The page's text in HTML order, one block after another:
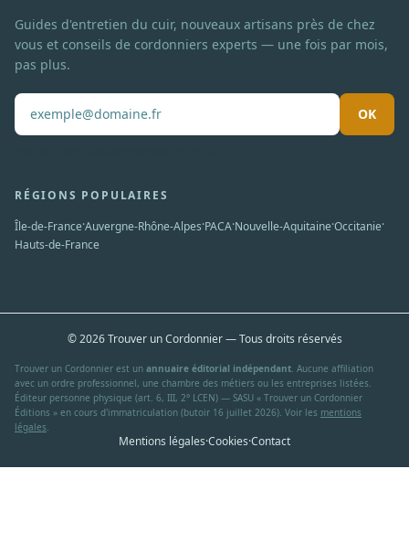
Guides d'entretien du cuir, nouveaux artisans près de chez
vous et conseils de cordonniers experts — une fois par mois,
pas plus.
OK
RÉGIONS POPULAIRES
Île-de-France·Auvergne-Rhône-Alpes·PACA·Nouvelle-Aquitaine·Occitanie·
Hauts-de-France
© 2026 Trouver un Cordonnier — Tous droits réservés
Trouver un Cordonnier est un annuaire éditorial indépendant. Aucune affiliation
avec un ordre professionnel, une chambre des métiers ou les entreprises listées.
Éditeur personne physique (art. 6, III, 2° LCEN) — SASU « Trouver un Cordonnier
Éditions » en cours d'immatriculation (butoir 16 juillet 2026). Voir les mentions
légales.
Mentions légales·Cookies·Contact